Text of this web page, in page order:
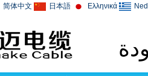
Ελληνικά
日本語
简体中文